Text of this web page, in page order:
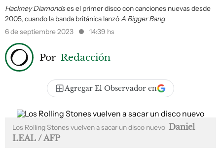
Hackney Diamondses el primer disco con canciones nuevas desde
2005, cuando la banda británica lanzóA Bigger Bang
6 de septiembre 2023
14:39 hs
Por Redacción
Agregar El Observador en
Los Rolling Stones vuelven a sacar un disco nuevo Daniel
LEAL / AFP